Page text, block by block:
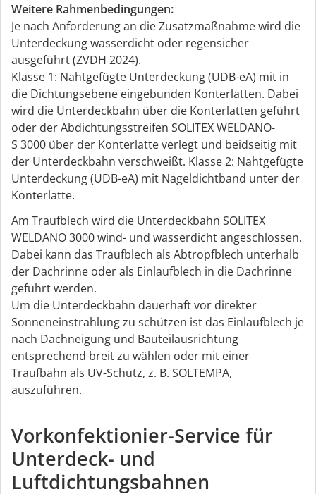
Weitere Rahmenbedingungen:
Je nach Anforderung an die Zusatzmaßnahme wird die
Unterdeckung wasserdicht oder regensicher
ausgeführt (ZVDH 2024).
Klasse 1: Nahtgefügte Unterdeckung (UDB-eA) mit in
die Dichtungsebene eingebunden Konterlatten. Dabei
wird die Unterdeckbahn über die Konterlatten geführt
oder der Abdichtungsstreifen SOLITEX WELDANO-
S 3000 über der Konterlatte verlegt und beidseitig mit
der Unterdeckbahn verschweißt. Klasse 2: Nahtgefügte
Unterdeckung (UDB-eA) mit Nageldichtband unter der
Konterlatte.
Am Traufblech wird die Unterdeckbahn SOLITEX
WELDANO 3000 wind- und wasserdicht angeschlossen.
Dabei kann das Traufblech als Abtropfblech unterhalb
der Dachrinne oder als Einlaufblech in die Dachrinne
geführt werden.
Um die Unterdeckbahn dauerhaft vor direkter
Sonneneinstrahlung zu schützen ist das Einlaufblech je
nach Dachneigung und Bauteilausrichtung
entsprechend breit zu wählen oder mit einer
Traufbahn als UV-Schutz, z. B. SOLTEMPA,
auszuführen.
Vorkonfektionier-Service für
Unterdeck- und
Luftdichtungsbahnen